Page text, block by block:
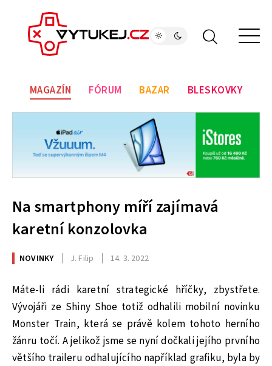
MAGAZÍN FÓRUM BAZAR BLESKOVKY
Na smartphony míří zajímavá
karetní konzolovka
NOVINKY J. Filip 14. 3. 2022
Máte-li rádi karetní strategické hříčky, zbystřete.
Vývojáři ze Shiny Shoe totiž odhalili mobilní novinku
Monster Train, která se právě kolem tohoto herního
žánru točí. A jelikož jsme se nyní dočkali jejího prvního
většího traileru odhalujícího například grafiku, byla by